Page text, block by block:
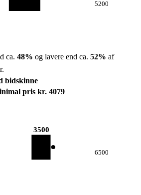
5200
ca. 48% og lavere end ca. 52% af
bidskinne
pris kr. 4079
3500
6500